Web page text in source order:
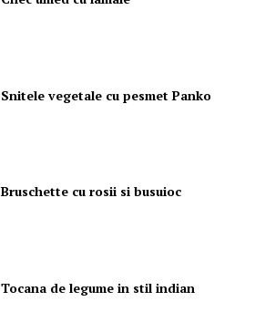
Snitele vegetale cu pesmet Panko
Bruschette cu rosii si busuioc
Tocana de legume in stil indian